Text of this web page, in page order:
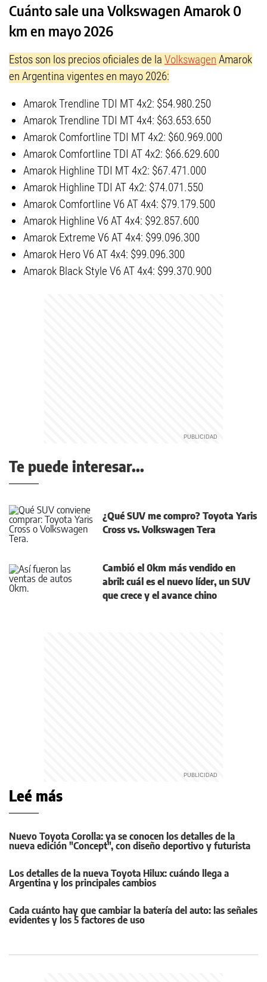
Cuánto sale una Volkswagen Amarok 0
km en mayo 2026
Estos son los precios oficiales de la Volkswagen Amarok
en Argentina vigentes en mayo 2026:
Amarok Trendline TDI MT 4x2: $54.980.250
Amarok Trendline TDI MT 4x4: $63.653.650
Amarok Comfortline TDI MT 4x2: $60.969.000
Amarok Comfortline TDI AT 4x2: $66.629.600
Amarok Highline TDI MT 4x2: $67.471.000
Amarok Highline TDI AT 4x2: $74.071.550
Amarok Comfortline V6 AT 4x4: $79.179.500
Amarok Highline V6 AT 4x4: $92.857.600
Amarok Extreme V6 AT 4x4: $99.096.300
Amarok Hero V6 AT 4x4: $99.096.300
Amarok Black Style V6 AT 4x4: $99.370.900
Te puede interesar...
¿Qué SUV me compro? Toyota Yaris
Cross vs. Volkswagen Tera
Cambió el 0km más vendido en
abril: cuál es el nuevo líder, un SUV
que crece y el avance chino
Leé más
Nuevo Toyota Corolla: ya se conocen los detalles de la
nueva edición "Concept", con diseño deportivo y futurista
Los detalles de la nueva Toyota Hilux: cuándo llega a
Argentina y los principales cambios
Cada cuánto hay que cambiar la batería del auto: las señales
evidentes y los 5 factores de uso